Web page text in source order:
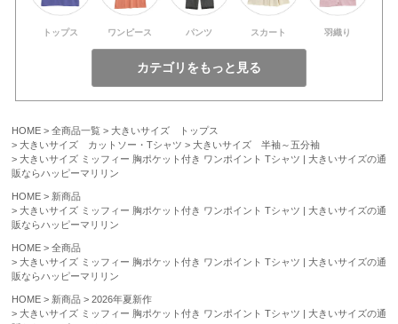
トップス ワンピース パンツ スカート 羽織り
HOME 全商品一覧
大きいサイズ トップス
大きいサイズ カットソー・Tシャツ
大きいサイズ 半袖～五分袖
大きいサイズ ミッフィー 胸ポケット付き ワンポイント Tシャツ | 大きいサイズの通
販ならハッピーマリリン
HOME
新商品
大きいサイズ ミッフィー 胸ポケット付き ワンポイント Tシャツ | 大きいサイズの通
販ならハッピーマリリン
HOME
全商品
大きいサイズ ミッフィー 胸ポケット付き ワンポイント Tシャツ | 大きいサイズの通
販ならハッピーマリリン
HOME 新商品
2026年夏新作
大きいサイズ ミッフィー 胸ポケット付き ワンポイント Tシャツ | 大きいサイズの通